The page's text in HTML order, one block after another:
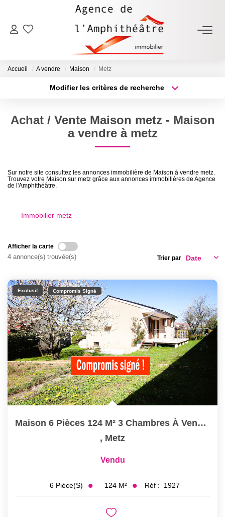
ACHETER
NOTRE AGENCE
CONTACT
Accueil A vendre Maison Metz
Modifier les critères de recherche
Type de bien
Surface min
Créer une alerte
Achat / Vente Maison metz - Maison
a vendre à metz
Sur notre site consultez les annonces immobilière de Maison à vendre metz.
Trouvez votre Maison sur metz grâce aux annonces immobilières de Agence
de l'Amphithéâtre.
Immobilier metz
Afficher la carte
4 annonce(s) trouvée(s) Trier par
Exclusif Compromis Signé
Maison 6 Pièces 124 M² 3 Chambres À Vendre À METZ MAGNY
, Metz
Vendu
6 Pièce(s) 124 M² Réf : 1927